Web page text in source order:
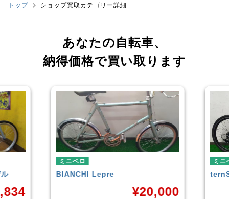
トップ ショップ買取カテゴリー詳細
あなたの自転車、
納得価格で買い取ります
ミニベロ
ternSURGE 2021年モデル
¥33,249
ミ